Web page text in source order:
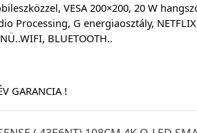
VESA 200×200, 20 W
Processing, G energiaosztály,
BLUETOOTH..
GARANCIA !